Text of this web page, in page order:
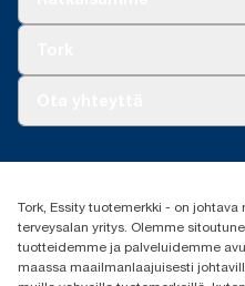
(+358) 9 5068 8222
Oy Essity Finland Ab
Revontulenkuja 1
02100 Espoo
Tork, Essity tuotemerkki - on
terveysalan yritys. Olemme
tuotteidemme ja palveluidemme
maassa maailmanlaajuisesti